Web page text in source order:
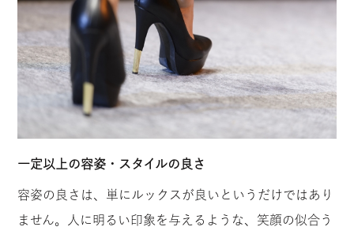
一定以上の容姿・スタイルの良さ
容姿の良さは、単にルックスが良いというだけではあり
ません。人に明るい印象を与えるような、笑顔の似合う